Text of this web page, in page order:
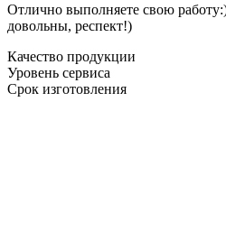
Отлично выполняете свою
довольны, респект!)
Качество продукции
Уровень сервиса
Срок изготовления